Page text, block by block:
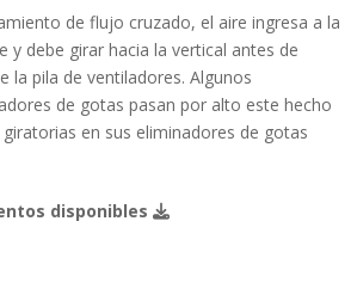
de flujo cruzado, el aire ingresa a la
y debe girar hacia la vertical antes de
la pila de ventiladores. Algunos
de gotas pasan por alto este hecho
en sus eliminadores de gotas
disponibles